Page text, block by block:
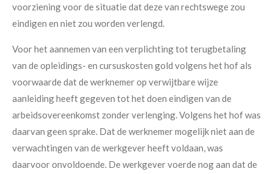
voorziening voor de situatie dat deze van rechtswege zou
eindigen en niet zou worden verlengd.
Voor het aannemen van een verplichting tot terugbetaling
van de opleidings- en cursuskosten gold volgens het hof als
voorwaarde dat de werknemer op verwijtbare wijze
aanleiding heeft gegeven tot het doen eindigen van de
arbeidsovereenkomst zonder verlenging. Volgens het hof was
daarvan geen sprake. Dat de werknemer mogelijk niet aan de
verwachtingen van de werkgever heeft voldaan, was
daarvoor onvoldoende. De werkgever voerde nog aan dat de